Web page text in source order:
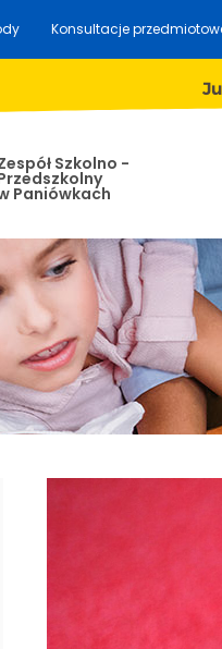
Konsultacje
Szkolno -
Paniówkach